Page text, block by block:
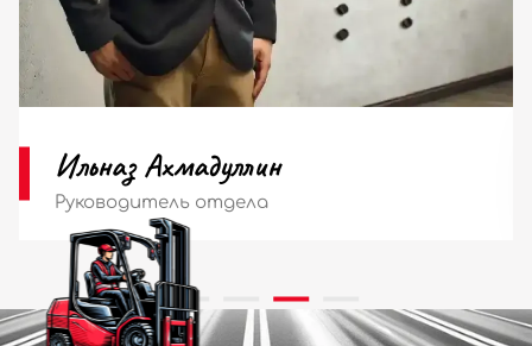
Мария Ильина
Диспетчер